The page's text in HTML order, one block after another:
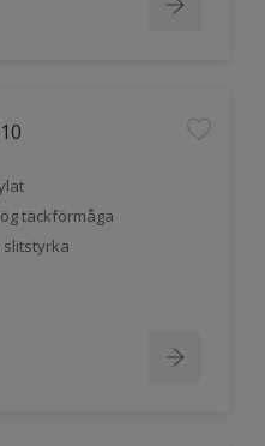
täckförmåga
slitstyrka